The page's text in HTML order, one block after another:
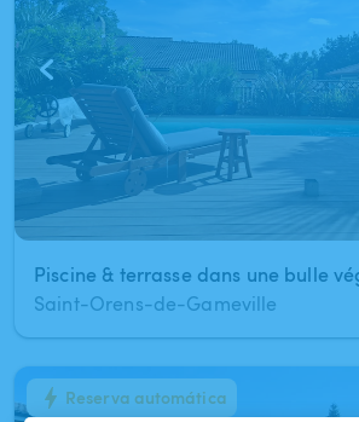
Saint-Orens-de-Gameville
1/7 Reserva automática